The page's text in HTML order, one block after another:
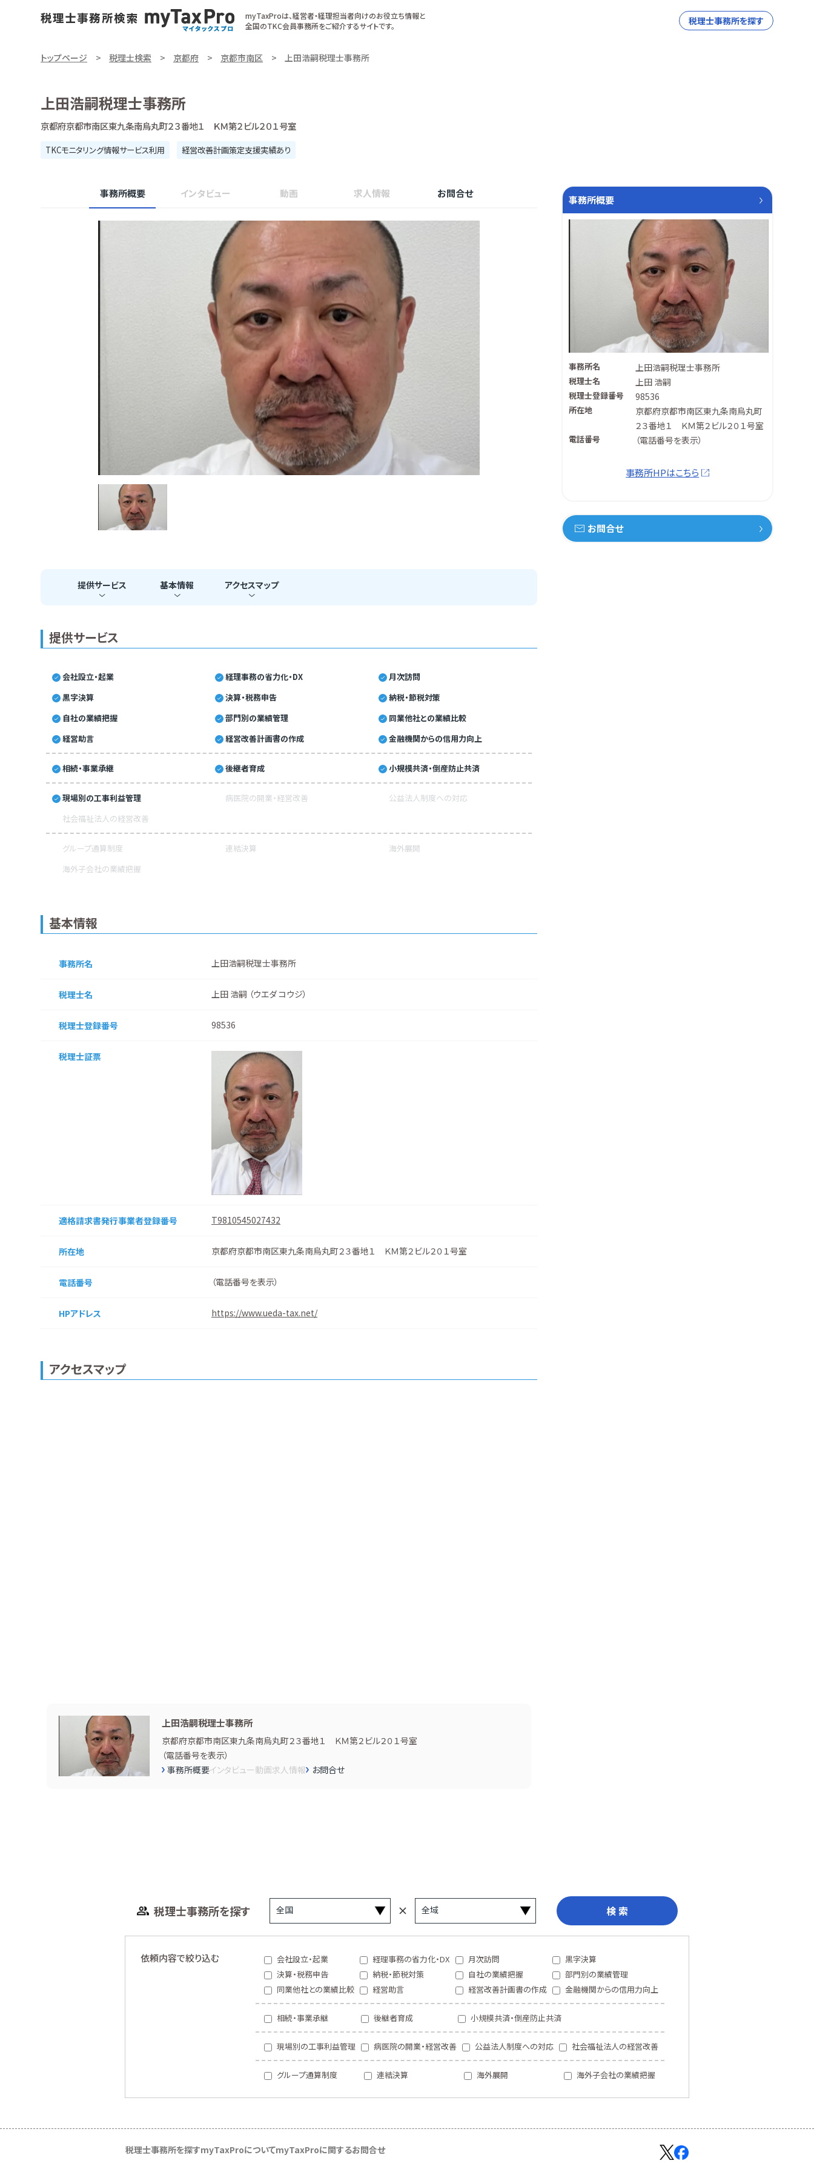
myTaxProは、経営者・経理担当者向けのお役立ち情報と
全国のTKC会員事務所をご紹介するサイトです。
税理士事務所を探す
トップページ 税理士検索 京都府 京都市南区 上田浩嗣税理士事務所
上田浩嗣税理士事務所
京都府京都市南区東九条南烏丸町２３番地１ ＫＭ第２ビル２０１号室
TKCモニタリング情報サービス利用 経営改善計画策定支援実績あり
事務所概要 インタビュー 動画 求人情報 お問合せ
提供サービス 基本情報 アクセスマップ
提供サービス
会社設立・起業 経理事務の省力化・DX
月次訪問
黒字決算
決算・税務申告
納税・節税対策
自社の業績把握
部門別の業績管理
同業他社との業績比較
経営助言
経営改善計画書の作成 金融機関からの信用力向上
相続・事業承継 後継者育成 小規模共済・倒産防止共済
現場別の工事利益管理 病医院の開業・経営改善
公益法人制度への対応
社会福祉法人の経営改善
グループ通算制度 連結決算
海外展開
海外子会社の業績把握
基本情報
事務所名 上田浩嗣税理士事務所
税理士名 上田 浩嗣 （ウエダ コウジ）
税理士登録番号 98536
税理士証票
適格請求書発行事業者登録番号 T9810545027432
所在地 京都府京都市南区東九条南烏丸町２３番地１ ＫＭ第２ビル２０１号室
電話番号 （電話番号を表示）
HPアドレス https://www.ueda-tax.net/
アクセスマップ
上田浩嗣税理士事務所
京都府京都市南区東九条南烏丸町２３番地１ ＫＭ第２ビル２０１号室
（電話番号を表示）
事務所概要インタビュー動画求人情報 お問合せ
事務所概要
事務所名 上田浩嗣税理士事務所
税理士名 上田 浩嗣
税理士登録番号 98536
所在地
京都府京都市南区東九条南烏丸町
２３番地１ ＫＭ第２ビル２０１号室
電話番号 （電話番号を表示）
事務所HPはこちら
お問合せ
税理士事務所を探す 検 索
依頼内容で絞り込む 会社設立・起業 経理事務の省力化・DX 月次訪問
黒字決算
決算・税務申告
納税・節税対策 自社の業績把握
部門別の業績管理
同業他社との業績比較
経営助言 経営改善計画書の作成 金融機関からの信用力向上
相続・事業承継 後継者育成 小規模共済・倒産防止共済
現場別の工事利益管理 病医院の開業・経営改善 公益法人制度への対応 社会福祉法人の経営改善
グループ通算制度 連結決算 海外展開 海外子会社の業績把握
税理士事務所を探すmyTaxProについてmyTaxProに関するお問合せ